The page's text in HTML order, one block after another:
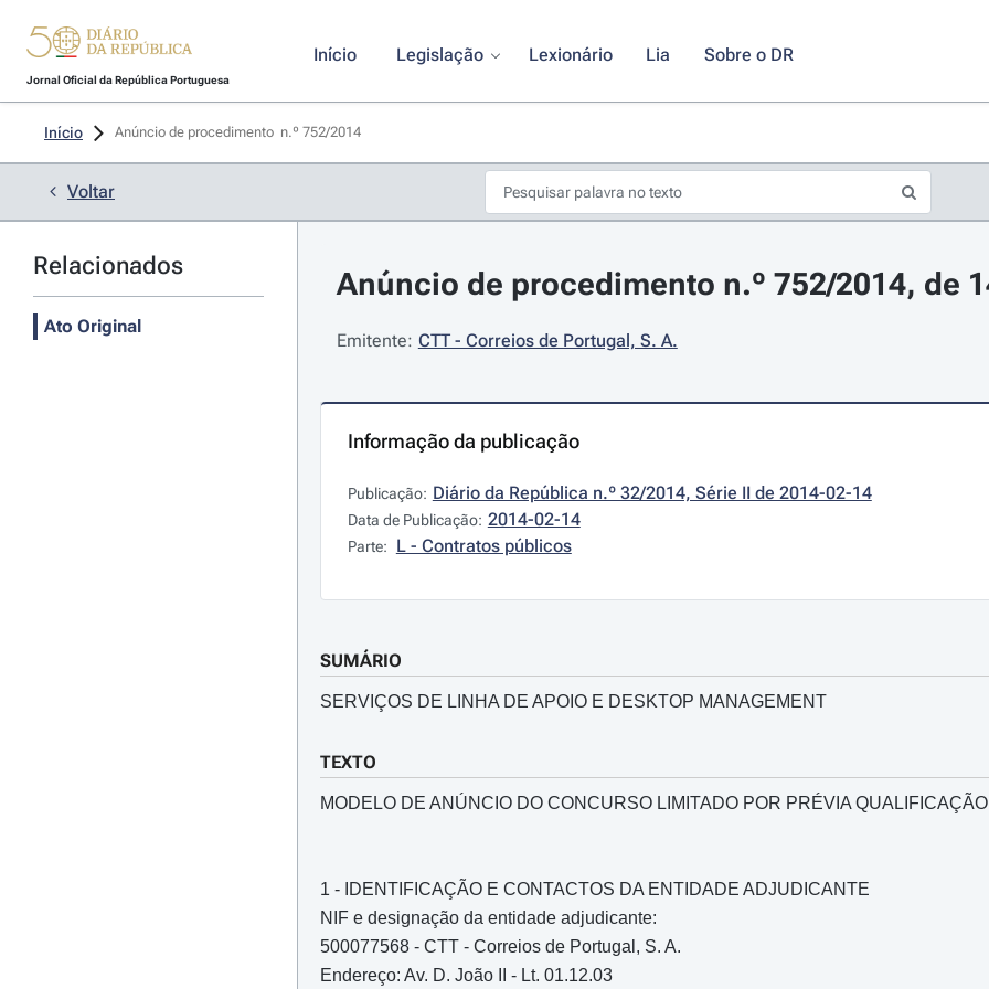
Jornal Oficial da República Portuguesa
Início Legislação Lexionário Lia Sobre o DR
Início Anúncio de procedimento  n.º 752/2014
Voltar
Relacionados
Ato Original
Anúncio de procedimento n.º 752/2014, de
Emitente: CTT - Correios de Portugal, S. A.
Informação da publicação
Publicação: Diário da República n.º 32/2014, Série II de 2014-02-14
Data de Publicação: 2014-02-14
Parte: L - Contratos públicos
SUMÁRIO
SERVIÇOS DE LINHA DE APOIO E DESKTOP MANAGEMENT
TEXTO
MODELO DE ANÚNCIO DO CONCURSO LIMITADO POR PRÉVIA QUALIFICAÇÃO
1 - IDENTIFICAÇÃO E CONTACTOS DA ENTIDADE ADJUDICANTE
NIF e designação da entidade adjudicante:
500077568 - CTT - Correios de Portugal, S. A.
Endereço: Av. D. João II - Lt. 01.12.03